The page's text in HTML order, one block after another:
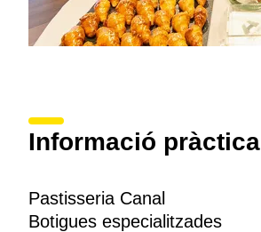
Informació pràctica
Pastisseria Canal
Botigues especialitzades